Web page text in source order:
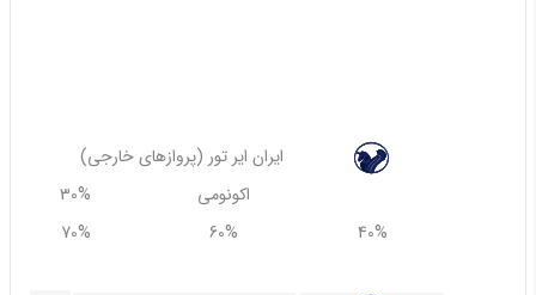
(پروازهای خارجی) ایران ایر تور
اکونومی
30%
40%
60%
70%